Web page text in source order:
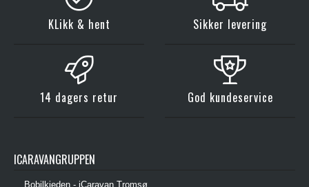
KLikk & hent Sikker levering
14 dagers retur God kundeservice
ICARAVANGRUPPEN
Bobilkjeden - iCaravan Tromsø